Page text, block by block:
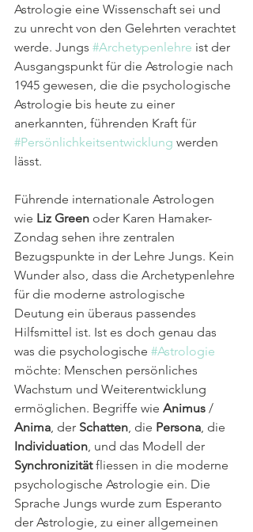
Astrologie eine Wissenschaft sei und
zu unrecht von den Gelehrten verachtet
werde. Jungs #Archetypenlehre ist der
Ausgangspunkt für die Astrologie nach
1945 gewesen, die die psychologische
Astrologie bis heute zu einer
anerkannten, führenden Kraft für
#Persönlichkeitsentwicklung werden
lässt.
Führende internationale Astrologen
wie Liz Green oder Karen Hamaker-
Zondag sehen ihre zentralen
Bezugspunkte in der Lehre Jungs. Kein
Wunder also, dass die Archetypenlehre
für die moderne astrologische
Deutung ein überaus passendes
Hilfsmittel ist. Ist es doch genau das
was die psychologische #Astrologie
möchte: Menschen persönliches
Wachstum und Weiterentwicklung
ermöglichen. Begriffe wie Animus /
Anima, der Schatten, die Persona, die
Individuation, und das Modell der
Synchronizität fliessen in die moderne
psychologische Astrologie ein. Die
Sprache Jungs wurde zum Esperanto
der Astrologie, zu einer allgemeinen